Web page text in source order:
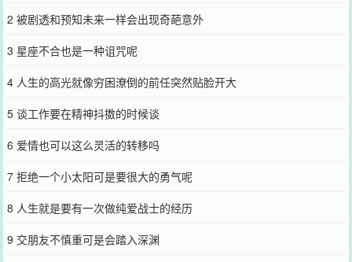
征求恋爱建议》（万人迷向）森琉璃春心萌动，向暗恋对象的学长委
上的男人，可能我们之间还会有世俗的一些原因阻碍……你觉得我和
头，“认识。还很熟。”“这不是重点。”“重点是他又成熟又温柔，相处
的试探“她是不是喜欢我”之后得到肯定答案。森琉璃回答了一堆乱七
沉默了会儿。出于种种原因的考虑，委婉明示，“我觉得没有机会。”
后：“嗯。”森琉璃哭着走了。……为了缓解森琉璃低落的心情，白毛
“谢谢老师。”还为她创造恋爱机会。白毛：“？”一段时间后。白毛发现
悔#笑死，后悔之后发现自己自作多情了?
2 被剧透和预知未来一样会出现奇葩意外
3 星座不合也是一种诅咒呢
4 人生的高光就像穷困潦倒的前任突然贴脸开大
5 谈工作要在精神抖擞的时候谈
6 爱情也可以这么灵活的转移吗
7 拒绝一个小太阳可是要很大的勇气呢
8 人生就是要有一次做纯爱战士的经历
9 交朋友不慎重可是会踏入深渊